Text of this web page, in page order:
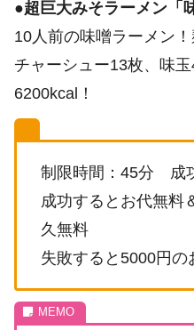
●超巨大みそラーメン「
10人前の味噌ラーメン
チャーシュー13枚、味
6200kcal！
制限時間：45分 成
成功するとお代無料
久無料
失敗すると5000円の